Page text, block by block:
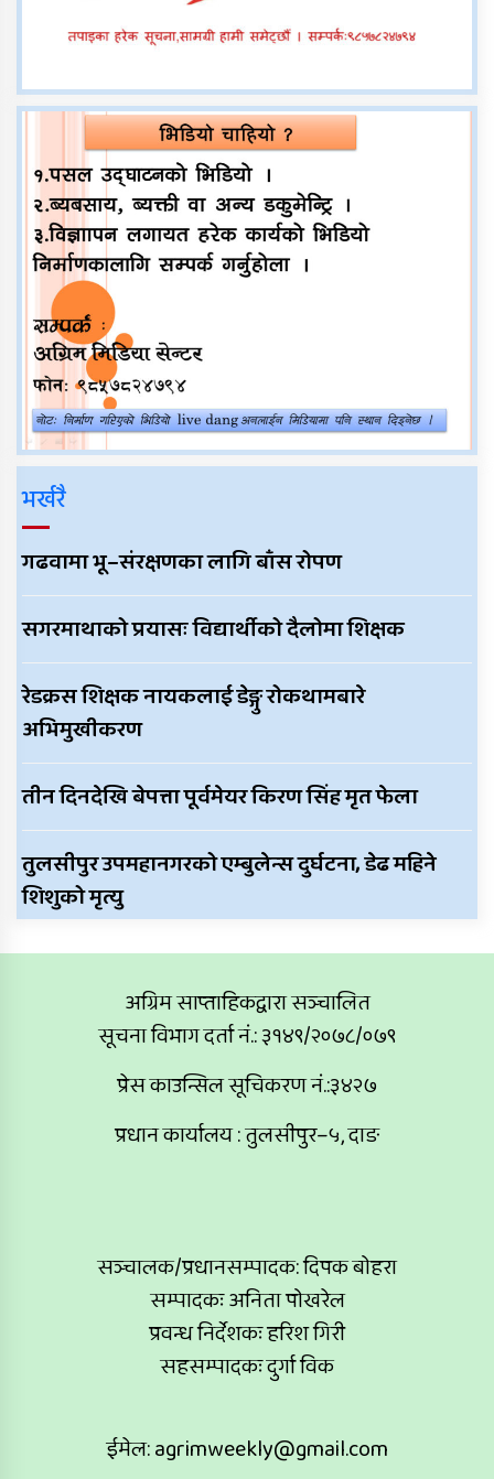
भर्खरै
गढवामा भू–संरक्षणका लागि बाँस रोपण
सगरमाथाको प्रयासः विद्यार्थीको दैलोमा शिक्षक
रेडक्रस शिक्षक नायकलाई डेङ्गु रोकथामबारे
अभिमुखीकरण
तीन दिनदेखि बेपत्ता पूर्वमेयर किरण सिंह मृत फेला
तुलसीपुर उपमहानगरको एम्बुलेन्स दुर्घटना, डेढ महिने
शिशुको मृत्यु
अग्रिम साप्ताहिकद्वारा सञ्चालित
सूचना विभाग दर्ता नं.: ३१४९/२०७८/०७९
प्रेस काउन्सिल सूचिकरण नं.:३४२७
प्रधान कार्यालय : तुलसीपुर–५, दाङ
सञ्चालक/प्रधानसम्पादक: दिपक बोहरा
सम्पादकः अनिता पोखरेल
प्रवन्ध निर्देशकः हरिश गिरी
सहसम्पादकः दुर्गा विक
ईमेल:agrimweekly@gmail.com